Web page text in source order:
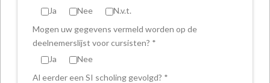
Ja
Nee
N.v.t.
Mogen uw gegevens vermeld worden op de
deelnemerslijst voor cursisten? *
Ja
Nee
Al eerder een SI scholing gevolgd? *